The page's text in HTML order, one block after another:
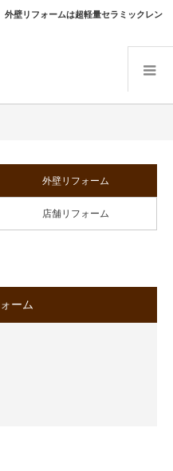
壁リフォームは超軽量セラミックレン
外壁リフォーム
店舗リフォーム
ーム